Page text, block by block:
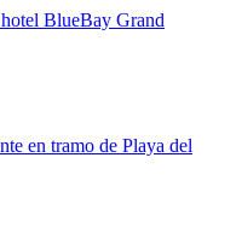
BlueBay Grand
en tramo de Playa del